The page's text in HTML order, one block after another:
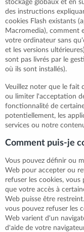
stockage globaux et en
des instructions
cookies Flash existants
Macromedia), comment
votre ordinateur sans
et les versions
sont pas livrés par le
où ils sont installés).
Veuillez noter que le fait
ou limiter l'acceptation
fonctionnalité de
potentiellement, les
services ou notre
Comment puis-je
Vous pouvez définir ou
Web pour accepter ou
refuser les cookies,
que votre accès à
Web puisse être
vous pouvez refuser les
Web varient d'un
d'aide de votre